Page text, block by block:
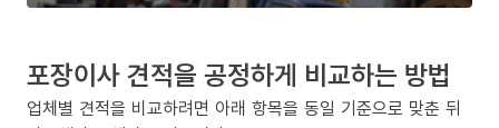
포장이사 견적을 공정하게 비교하는 방법
업체별 견적을 비교하려면 아래 항목을 동일 기준으로 맞춘 뒤